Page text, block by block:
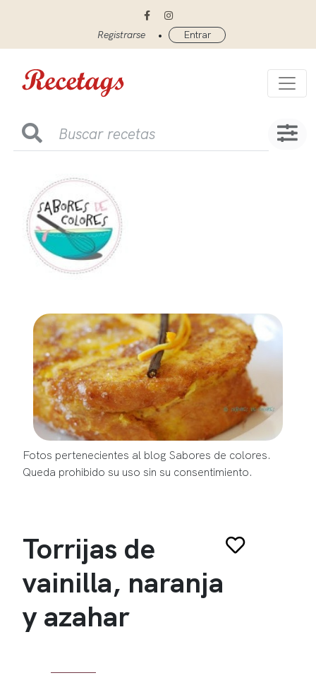
Registrarse • Entrar
Fotos pertenecientes al blog Sabores de colores.
Queda prohibido su uso sin su consentimiento.
Torrijas de
vainilla, naranja
y azahar